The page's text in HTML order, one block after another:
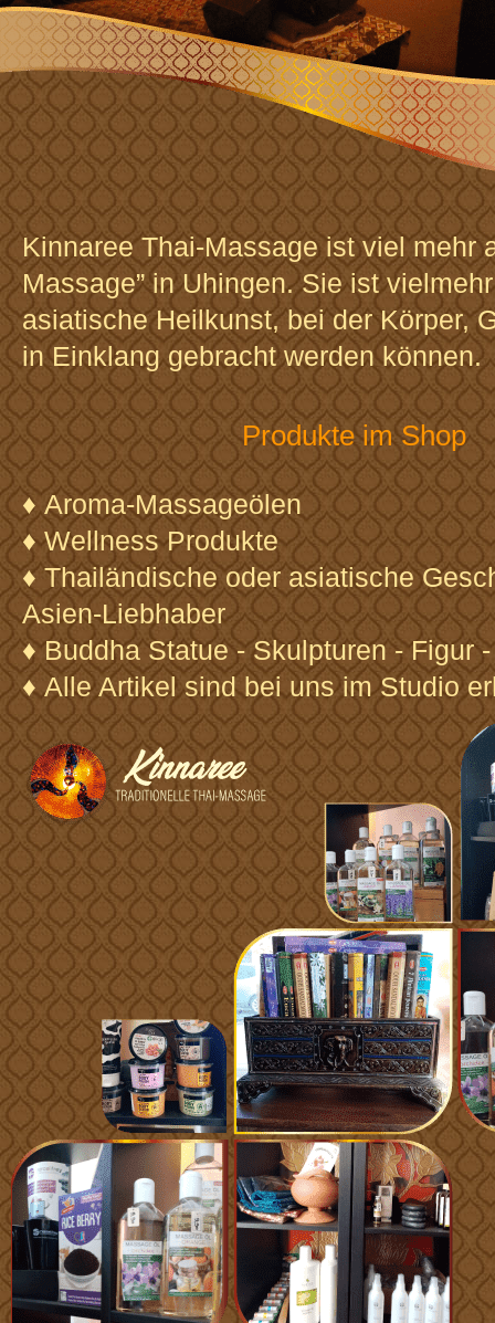
Kinnaree Thai-Massage ist viel mehr
Massage” in Uhingen. Sie ist
asiatische Heilkunst, bei der Körper,
in Einklang gebracht werden können.
Produkte im Shop
♦ Aroma-Massageölen
♦ Wellness Produkte
♦ Thailändische oder asiatische
Asien-Liebhaber
♦ Buddha Statue - Skulpturen - Figur
♦ Alle Artikel sind bei uns im Studio